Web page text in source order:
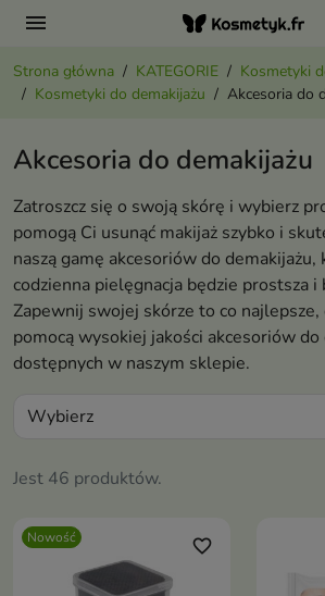
menu
Strona główna KATEGORIE
Kosmetyki
Kosmetyki do demakijażu
Akcesoria do
Akcesoria do demakijażu
Zatroszcz się o swoją skórę i wybierz
pomogą Ci usunąć makijaż szybko i
naszą gamę akcesoriów do demakijażu,
codzienna pielęgnacja będzie prostsza
Zapewnij swojej skórze to co najlepsze,
pomocą wysokiej jakości akcesoriów do
dostępnych w naszym sklepie.
Jest 46 produktów.
Wybierz
Nowość favorite_border